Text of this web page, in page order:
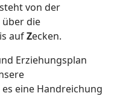
von der
die
aufZecken.
Erziehungsplan
eine Handreichung